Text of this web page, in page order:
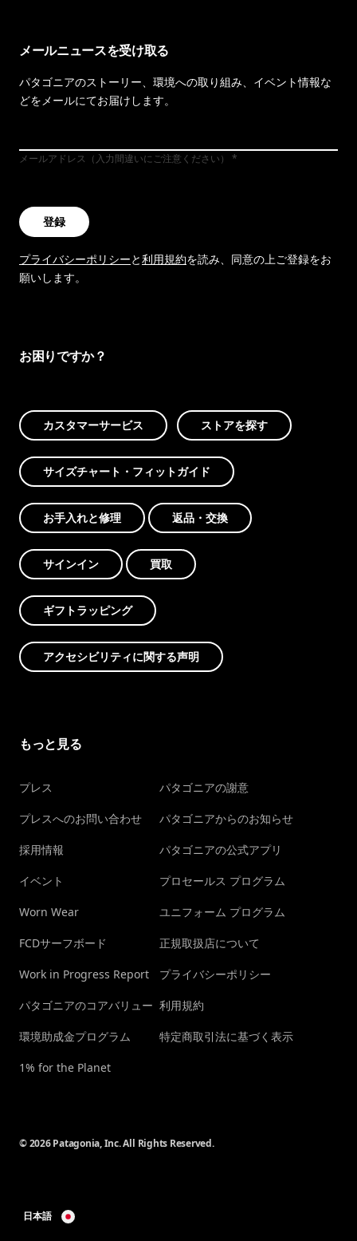
メールニュースを受け取る
パタゴニアのストーリー、環境への取り組み、イベント情報な
どをメールにてお届けします。
メールアドレス（入力間違いにご注意ください）
登録
プライバシーポリシーと利用規約を読み、同意の上ご登録をお
願いします。
お困りですか？
カスタマーサービス ストアを探す
サイズチャート・フィットガイド
お手入れと修理 返品・交換
サインイン 買取
ギフトラッピング
アクセシビリティに関する声明
もっと見る
プレス
プレスへのお問い合わせ
採用情報
イベント
Worn Wear
FCDサーフボード
Work in Progress Report
パタゴニアのコアバリュー
環境助成金プログラム
1% for the Planet
パタゴニアの謝意
パタゴニアからのお知らせ
パタゴニアの公式アプリ
プロセールス プログラム
ユニフォーム プログラム
正規取扱店について
プライバシーポリシー
利用規約
特定商取引法に基づく表示
© 2026 Patagonia, Inc. All Rights Reserved.
日本語